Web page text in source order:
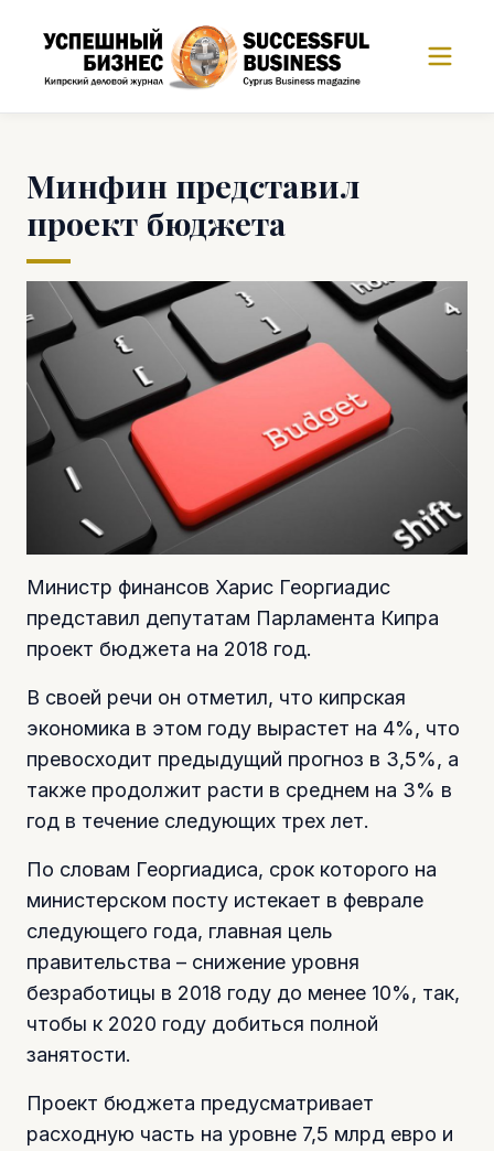
Минфин представил
проект бюджета
Министр финансов Харис Георгиадис
представил депутатам Парламента Кипра
проект бюджета на 2018 год.
В своей речи он отметил, что кипрская
экономика в этом году вырастет на 4%, что
превосходит предыдущий прогноз в 3,5%, а
также продолжит расти в среднем на 3% в
год в течение следующих трех лет.
По словам Георгиадиса, срок которого на
министерском посту истекает в феврале
следующего года, главная цель
правительства – снижение уровня
безработицы в 2018 году до менее 10%, так,
чтобы к 2020 году добиться полной
занятости.
Проект бюджета предусматривает
расходную часть на уровне 7,5 млрд евро и